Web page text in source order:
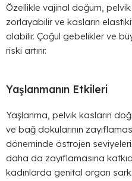
Özellikle vajinal doğum, pelvik
zorlayabilir ve kasların
olabilir. Çoğul gebelikler ve
riski artırır.
Yaşlanmanın Etkileri
Yaşlanma, pelvik kasların
ve bağ dokularının
döneminde östrojen
daha da zayıflamasına
kadınlarda genital organ